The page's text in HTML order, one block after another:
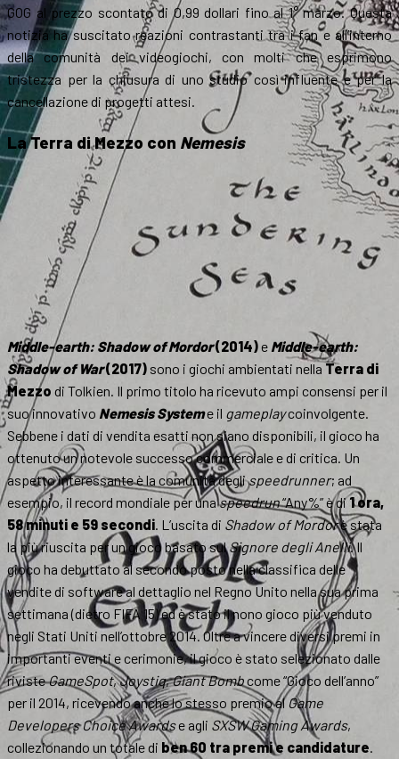
GOG al prezzo scontato di 0,99 dollari fino al 1° marzo. Questa
notizia ha suscitato reazioni contrastanti tra i fan e all’interno
della comunità dei videogiochi, con molti che esprimono
tristezza per la chiusura di uno studio così influente e per la
cancellazione di progetti attesi.
La Terra di Mezzo con Nemesis
Middle-earth: Shadow of Mordor(2014)e Middle-earth:
Shadow of War(2017) sono i giochi ambientati nellaTerra di
Mezzo di Tolkien. Il primo titolo ha ricevuto ampi consensi per il
suo innovativo Nemesis Systeme il gameplaycoinvolgente.
Sebbene i dati di vendita esatti non siano disponibili, il gioco ha
ottenuto un notevole successo commerciale e di critica. Un
aspetto interessante è la comunità deglispeedrunner; ad
esempio, il record mondiale per unaspeedrun“Any%” è di1 ora,
58 minuti e 59 secondi . L’uscita di Shadow of Mordorè stata
la più riuscita per un gioco basato sulSignore degli Anelli. Il
gioco ha debuttato al secondo posto nella classifica delle
vendite di software al dettaglio nel Regno Unito nella sua prima
settimana (dietro FIFA 15) ed è stato il nono gioco più venduto
negli Stati Uniti nell’ottobre 2014. Oltre a vincere diversi premi in
importanti eventi e cerimonie, il gioco è stato selezionato dalle
rivisteGameSpot,Joystiq,Giant Bombcome “Gioco dell’anno”
per il 2014, ricevendo anche lo stesso premio alGame
Developers Choice Awardse agli SXSW Gaming Awards,
collezionando un totale di ben 60 tra premi e candidature